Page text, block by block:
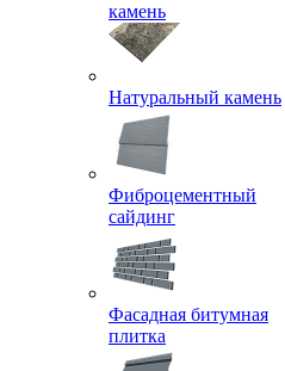
камень
Натуральный камень
Фиброцементный
сайдинг
Фасадная битумная
плитка